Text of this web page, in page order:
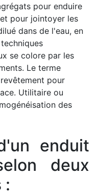
pour enduire
pour jointoyer les
dans de l'eau, en
se colore par les
Le terme
pour
Utilitaire ou
des
enduit
deux
: